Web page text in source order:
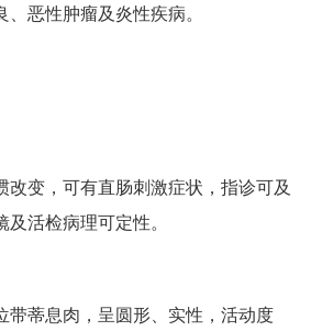
恶性肿瘤及炎性疾病。
改变，可有直肠刺激症状，指诊可及
活检病理可定性。
带蒂息肉，呈圆形、实性，活动度